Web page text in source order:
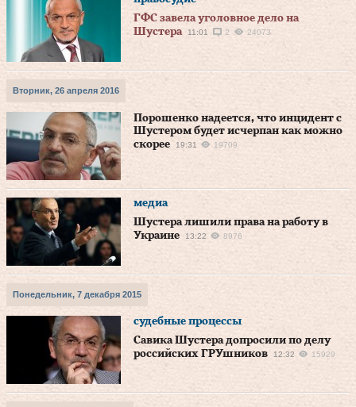
ГФС завела уголовное дело на
Шустера
11:01 2 24073
Вторник, 26 апреля 2016
Порошенко надеется, что инцидент с
Шустером будет исчерпан как можно
скорее
19:31 19709
медиа
Шустера лишили права на работу в
Украине
13:22 8976
Понедельник, 7 декабря 2015
судебные процессы
Савика Шустера допросили по делу
российских ГРУшников
12:32 15929